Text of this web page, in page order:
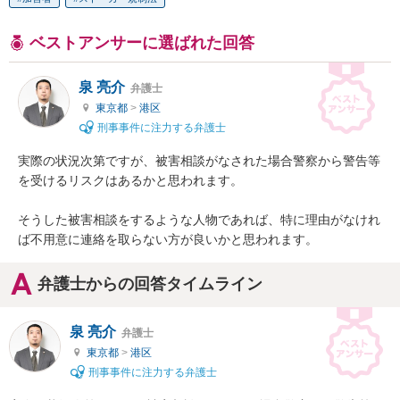
ベストアンサーに選ばれた回答
泉 亮介 弁護士
東京都 > 港区
刑事事件に注力する弁護士
実際の状況次第ですが、被害相談がなされた場合警察から警告等
を受けるリスクはあるかと思われます。
そうした被害相談をするような人物であれば、特に理由がなけれ
ば不用意に連絡を取らない方が良いかと思われます。
弁護士からの回答タイムライン
泉 亮介 弁護士
東京都 > 港区
刑事事件に注力する弁護士